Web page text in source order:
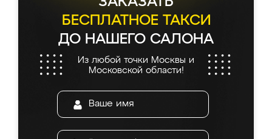
БЕСПЛАТНОЕ ТАКСИ
ДО НАШЕГО САЛОНА
Из любой точки Москвы и
Московской области!